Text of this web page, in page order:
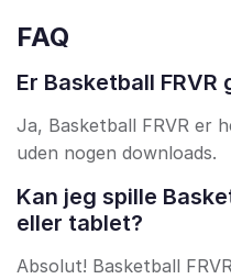
FAQ
Er Basketball
Ja, Basketball FRVR er
uden nogen downloads.
Kan jeg spille
eller tablet?
Absolut! Basketball